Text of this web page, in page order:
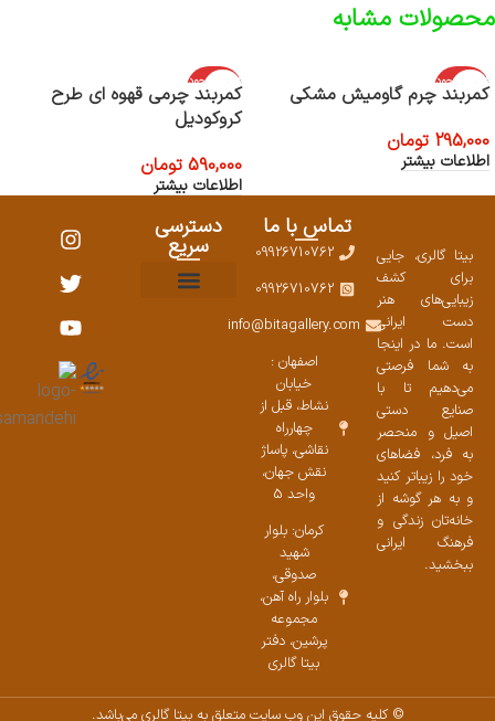
محصولات مشابه
اتمام موجود
ی
کمربند چرم گاومیش مشکی
295,000 تومان
اطلاعات بیشتر
اتمام موجود
ی
کمربند چرمی قهوه ای طرح
کروکودیل
590,000 تومان
اطلاعات بیشتر
بیتا گالری، جایی
برای کشف
زیبایی‌های هنر
دست ایرانی
است. ما در اینجا
به شما فرصتی
می‌دهیم تا با
صنایع دستی
اصیل و منحصر
به فرد، فضاهای
خود را زیباتر کنید
و به هر گوشه از
خانه‌تان زندگی و
فرهنگ ایرانی
ببخشید.
تماس با ما
09926710762
09926710762
info@bitagallery.com
اصفهان :
خیابان
نشاط، قبل از
چهارراه
نقاشی، پاساژ
نقش جهان،
واحد 5
کرمان: بلوار
شهید
صدوقی،
بلوار راه آهن،
مجموعه
پرشین،‌ دفتر
بیتا گالری
دسترسی
سریع
© کلیه حقوق این وب سایت متعلق به بیتا گالری می‌باشد.